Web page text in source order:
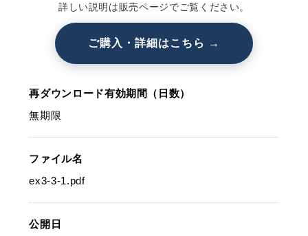
詳しい説明は販売ページでご覧ください。
ご購入・詳細はこちら →
再ダウンロード有効期間（日数）
無期限
ファイル名
ex3-3-1.pdf
公開日